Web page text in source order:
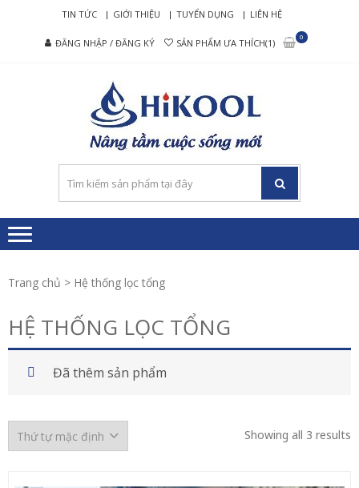
navigation
content
TIN TỨC GIỚI THIỆU TUYỂN DỤNG LIÊN HỆ
ĐĂNG NHẬP / ĐĂNG KÝ SẢN PHẨM ƯA THÍCH(1)
0
–
RO
CẤP
Trang chủ > Hệ thống lọc tổng
HỆ THỐNG LỌC TỔNG
Đã thêm sản phẩm
Showing all 3 results